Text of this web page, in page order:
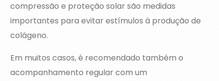
compressão e proteção solar são medidas
importantes para evitar estímulos à produção de
colágeno.
Em muitos casos, é recomendado também o
acompanhamento regular com um